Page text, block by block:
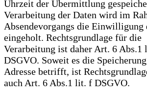
Uhrzeit der Übermittlung
Verarbeitung der Daten wird im
Absendevorgangs die Einwilligung
eingeholt. Rechtsgrundlage für die
Verarbeitung ist daher Art. 6 Abs.1
DSGVO. Soweit es die
Adresse betrifft, ist
auch Art. 6 Abs.1 lit. f DSGVO.